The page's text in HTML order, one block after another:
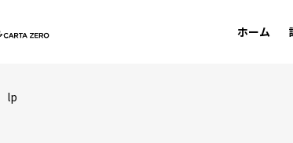
ホーム
lp